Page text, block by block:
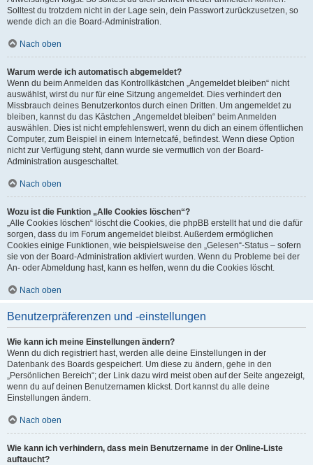
Solltest du trotzdem nicht in der Lage sein, dein Passwort zurückzusetzen, so
wende dich an die Board-Administration.
Nach oben
Warum werde ich automatisch abgemeldet?
Wenn du beim Anmelden das Kontrollkästchen „Angemeldet bleiben“ nicht
auswählst, wirst du nur für eine Sitzung angemeldet. Dies verhindert den
Missbrauch deines Benutzerkontos durch einen Dritten. Um angemeldet zu
bleiben, kannst du das Kästchen „Angemeldet bleiben“ beim Anmelden
auswählen. Dies ist nicht empfehlenswert, wenn du dich an einem öffentlichen
Computer, zum Beispiel in einem Internetcafé, befindest. Wenn diese Option
nicht zur Verfügung steht, dann wurde sie vermutlich von der Board-
Administration ausgeschaltet.
Nach oben
Wozu ist die Funktion „Alle Cookies löschen“?
„Alle Cookies löschen“ löscht die Cookies, die phpBB erstellt hat und die dafür
sorgen, dass du im Forum angemeldet bleibst. Außerdem ermöglichen
Cookies einige Funktionen, wie beispielsweise den „Gelesen“-Status – sofern
sie von der Board-Administration aktiviert wurden. Wenn du Probleme bei der
An- oder Abmeldung hast, kann es helfen, wenn du die Cookies löscht.
Nach oben
Benutzerpräferenzen und -einstellungen
Wie kann ich meine Einstellungen ändern?
Wenn du dich registriert hast, werden alle deine Einstellungen in der
Datenbank des Boards gespeichert. Um diese zu ändern, gehe in den
„Persönlichen Bereich“; der Link dazu wird meist oben auf der Seite angezeigt,
wenn du auf deinen Benutzernamen klickst. Dort kannst du alle deine
Einstellungen ändern.
Nach oben
Wie kann ich verhindern, dass mein Benutzername in der Online-Liste
auftaucht?